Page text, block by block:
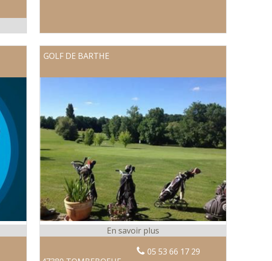
GOLF DE BARTHE
05 53 66 17 29